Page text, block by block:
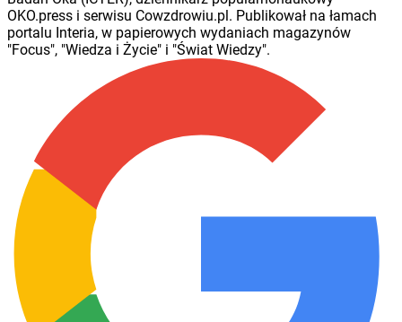
OKO.press i serwisu Cowzdrowiu.pl. Publikował na łamach
portalu Interia, w papierowych wydaniach magazynów
"Focus", "Wiedza i Życie" i "Świat Wiedzy".